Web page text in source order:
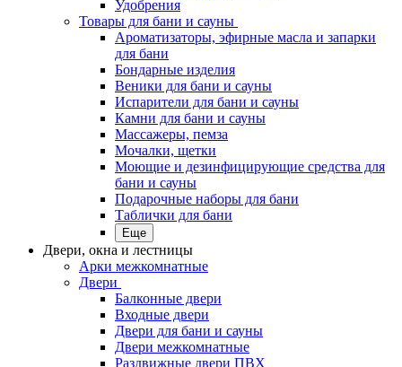
Удобрения
Товары для бани и сауны
Ароматизаторы, эфирные масла и запарки
для бани
Бондарные изделия
Веники для бани и сауны
Испарители для бани и сауны
Камни для бани и сауны
Массажеры, пемза
Мочалки, щетки
Моющие и дезинфицирующие средства для
бани и сауны
Подарочные наборы для бани
Таблички для бани
Еще
Двери, окна и лестницы
Арки межкомнатные
Двери
Балконные двери
Входные двери
Двери для бани и сауны
Двери межкомнатные
Раздвижные двери ПВХ